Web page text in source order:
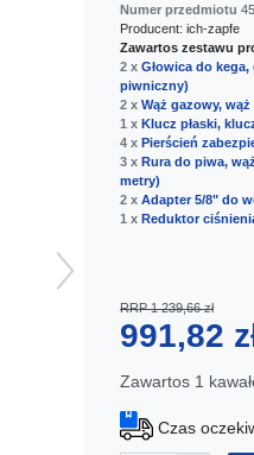
Numer przedmiotu
Producent: ich-zapfe
Zawartos zestawu
2 x Głowica do
piwniczny)
2 x Wąż gazowy,
1 x Klucz płaski,
4 x Pierścień
3 x Rura do piwa,
metry)
2 x Adapter 5/8" do
1 x Reduktor
RRP 1 239,66 zł
991,82
Zawartos 1
Czas